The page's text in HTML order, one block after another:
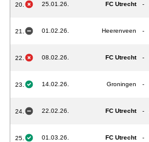
20. 25.01.26. FC Utrecht -
21. 01.02.26. Heerenveen -
22. 08.02.26. FC Utrecht -
23. 14.02.26. Groningen -
24. 22.02.26. FC Utrecht -
25. 01.03.26. FC Utrecht -